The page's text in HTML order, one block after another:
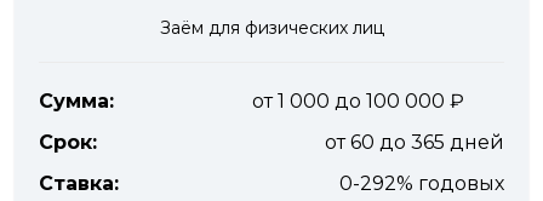
Заём для физических лиц
Сумма:
от 1 000 до 100 000
Срок:
от 60 до 365 дней
Ставка:
0-292% годовых